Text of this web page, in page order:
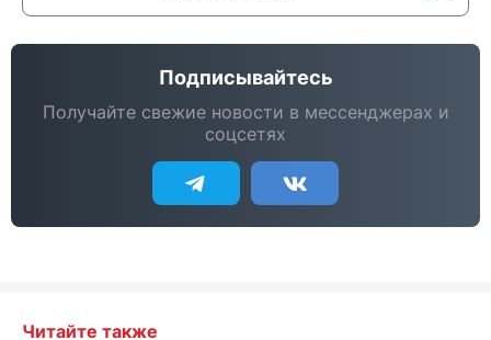
Подписывайтесь
Получайте свежие новости в мессенджерах и
соцсетях
Читайте также